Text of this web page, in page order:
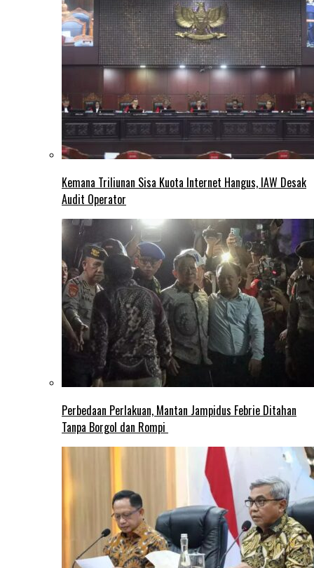
Kemana Triliunan Sisa Kuota Internet Hangus, IAW Desak
Audit Operator
Perbedaan Perlakuan, Mantan Jampidus Febrie Ditahan
Tanpa Borgol dan Rompi